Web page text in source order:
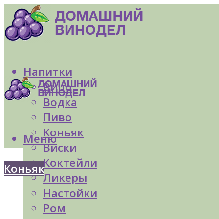
Напитки
Вино
Водка
Пиво
Коньяк
Виски
Коктейли
Ликеры
Настойки
Ром
Меню
Коньяк